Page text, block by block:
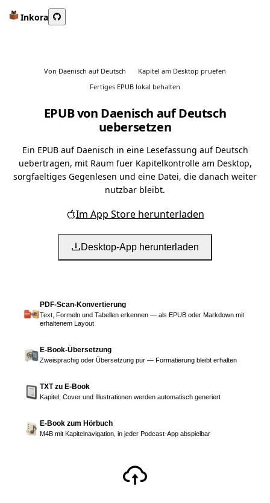
Inkora
Von Daenisch auf Deutsch
Kapitel am Desktop pruefen
Fertiges EPUB lokal behalten
EPUB von Daenisch auf Deutsch
uebersetzen
Ein EPUB auf Daenisch in eine Lesefassung auf Deutsch
uebertragen, mit Raum fuer Kapitelkontrolle am Desktop,
sorgfaeltiges Gegenlesen und eine Datei, die danach weiter
nutzbar bleibt.
Im App Store herunterladen
Desktop-App herunterladen
PDF-Scan-Konvertierung
Text, Formeln und Tabellen erkennen — als EPUB oder Markdown mit
erhaltenem Layout
E-Book-Übersetzung
Zweisprachig oder Übersetzung pur — Formatierung bleibt erhalten
TXT zu E-Book
Kapitel, Cover und Illustrationen werden automatisch generiert
E-Book zum Hörbuch
M4B mit Kapitelnavigation, in jeder Podcast-App abspielbar